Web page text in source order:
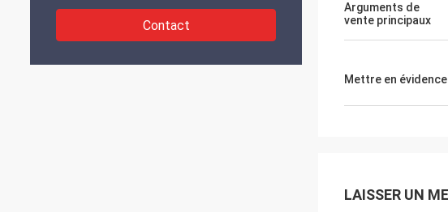
Contact
Arguments de
vente principaux
Mettre en évidence
LAISSER UN